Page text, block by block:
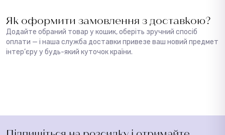
Як оформити замовлення з доставкою?
Додайте обраний товар у кошик, оберіть зручний спосіб
оплати — і наша служба доставки привезе ваш новий предмет
інтер’єру у будь-який куточок країни.